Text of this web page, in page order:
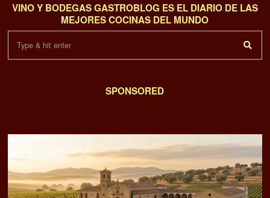
VINO Y BODEGAS GASTROBLOG ES EL DIARIO DE LAS
MEJORES COCINAS DEL MUNDO
SPONSORED